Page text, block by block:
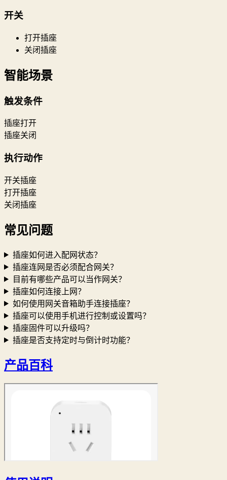
开关
打开插座
关闭插座
智能场景
触发条件
插座打开
插座关闭
执行动作
开关插座
打开插座
关闭插座
常见问题
插座如何进入配网状态？
插座连网是否必须配合网关？
目前有哪些产品可以当作网关？
插座如何连接上网？
如何使用网关音箱助手连接插座？
插座可以使用手机进行控制或设置吗？
插座固件可以升级吗？
插座是否支持定时与倒计时功能？
产品百科